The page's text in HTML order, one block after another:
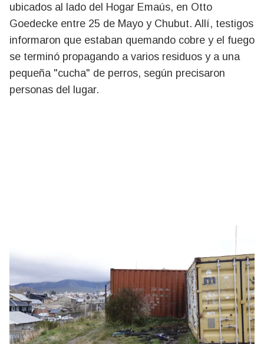
ubicados al lado del Hogar Emaús, en Otto
Goedecke entre 25 de Mayo y Chubut. Allí, testigos
informaron que estaban quemando cobre y el fuego
se terminó propagando a varios residuos y a una
pequeña "cucha" de perros, según precisaron
personas del lugar.